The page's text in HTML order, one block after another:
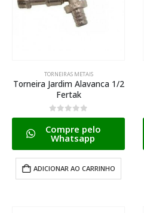
TORNEIRAS METAIS
Torneira Jardim Alavanca 1/2
Fertak
0de 5
Compre pelo
Whatsapp
ADICIONAR AO CARRINHO